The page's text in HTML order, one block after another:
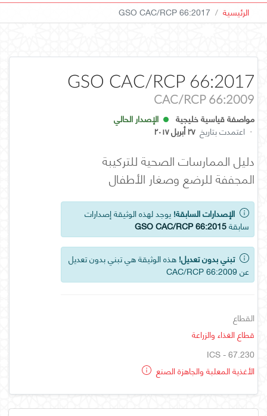
الرئيسية GSO CAC/RCP 66:2017
GSO CAC/RCP 66:2017
CAC/RCP 66:2009
مواصفة قياسية خليجية
الإصدار الحالي
· اعتمدت بتاريخ ٢٧ أبريل ٢٠١٧
دليل الممارسات الصحية للتركيبة
المجففة للرضع وصغار الأطفال
الإصدارات السابقة! يوجد لهذه الوثيقة إصدارات
سابقةGSO CAC/RCP 66:2015
تبني بدون تعديل! هذه الوثيقة هي تبني بدون تعديل
عن CAC/RCP 66:2009
القطاع
قطاع الغذاء والزراعة
ICS - 67.230
الأغذية المعلبة والجاهزة الصنع